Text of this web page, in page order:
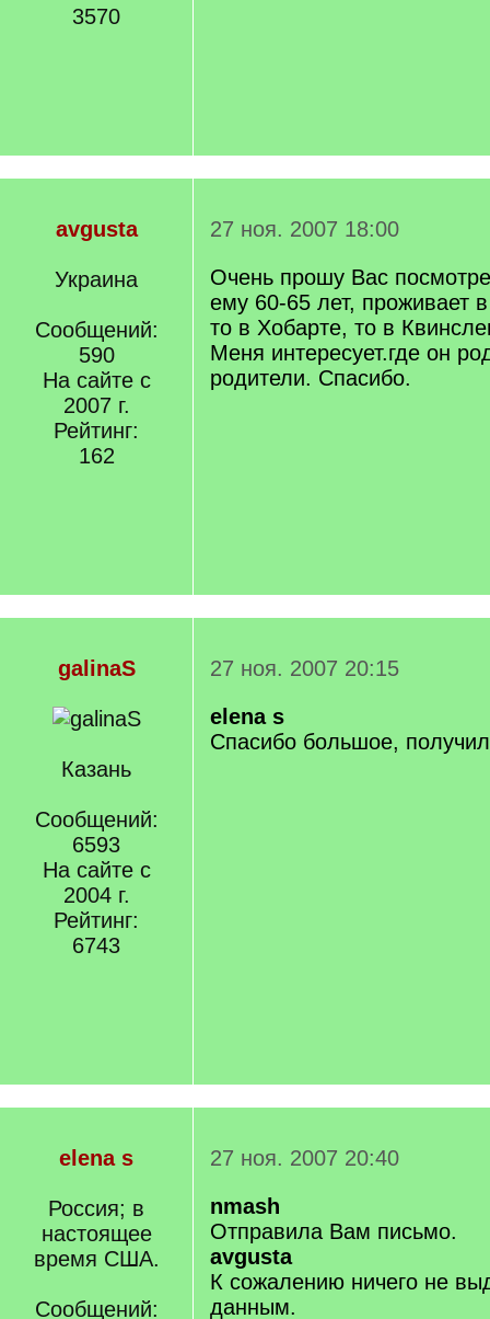
3570
avgusta
Украина
Сообщений:
590
На сайте с
2007 г.
Рейтинг:
162
27 ноя. 2007 18:00
Очень прошу Вас
ему 60-65 лет, проживает
то в Хобарте, то в
Меня интересует.где он
родители. Спасибо.
galinaS
Казань
Сообщений:
6593
На сайте с
2004 г.
Рейтинг:
6743
27 ноя. 2007 20:15
elena s
Спасибо большое,
elena s
Россия; в
настоящее
время США.
Сообщений:
27 ноя. 2007 20:40
nmash
Отправила Вам письмо.
avgusta
К сожалению ничего не
данным.